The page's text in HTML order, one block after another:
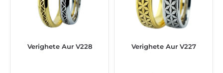
Verighete Aur V228 Verighete Aur V227